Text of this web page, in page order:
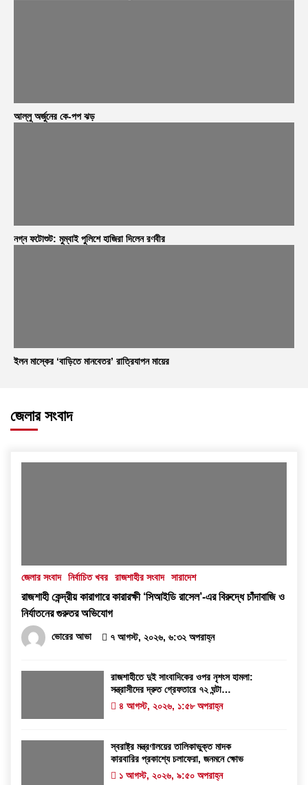
আল্লু অর্জুনের কে-পপ ঝড়
নগ্ন ফটোশুট: মুম্বাই পুলিশে হাজিরা দিলেন রণবীর
ইলন মাস্কের ‘বাড়িতে মানবেতর’ রাত্রিযাপন মায়ের
জেলার সংবাদ
জেলার সংবাদ নির্বাচিত খবর রাজশাহীর সংবাদ সারাদেশ
রাজশাহী কেন্দ্রীয় কারাগারে কারারক্ষী ‘সিআইডি রাসেল’-এর বিরুদ্ধে চাঁদাবাজি ও
নির্যাতনের গুরুতর অভিযোগ
ভোরের আভা ৭ আগস্ট, ২০২৬, ৬:৩২ অপরাহ্ন
রাজশাহীতে দুই সাংবাদিকের ওপর নৃশংস হামলা:
সন্ত্রাসীদের দ্রুত গ্রেফতারে ৭২ ঘন্টা
আলটিমেটাম
৪ আগস্ট, ২০২৬, ১:৫৮ অপরাহ্ন
স্বরাষ্ট্র মন্ত্রণালয়ের তালিকাভুক্ত মাদক
কারবারির প্রকাশ্যে চলাফেরা, জনমনে ক্ষোভ
১ আগস্ট, ২০২৬, ৯:৫০ অপরাহ্ন